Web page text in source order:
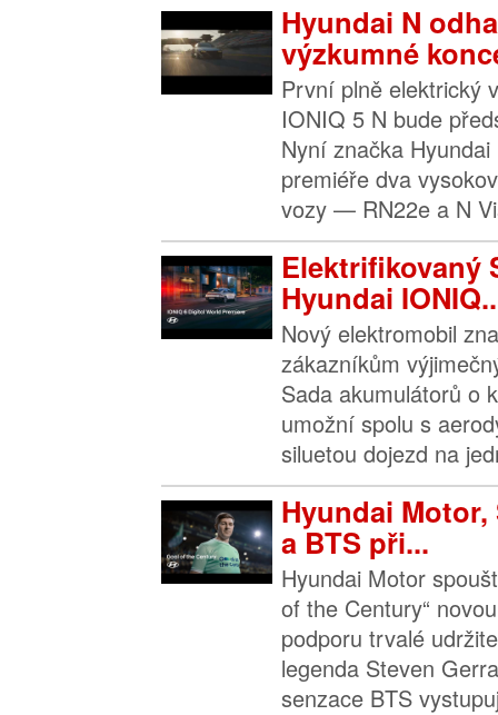
Hyundai N
výzkumné
První plně elektrický
IONIQ 5 N bude
Nyní značka
premiéře dva
vozy — RN22e a N
Elektrifikovaný
Hyundai
Nový elektromobil
zákazníkům
Sada akumulátorů o
umožní spolu s
siluetou dojezd na
Hyundai
a BTS při...
Hyundai Motor
of the Century“
podporu trvalé
legenda Steven
senzace BTS